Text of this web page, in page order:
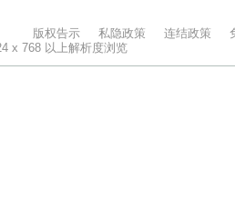
版权告示 私隐政策 连结政策
x 768 以上解析度浏览